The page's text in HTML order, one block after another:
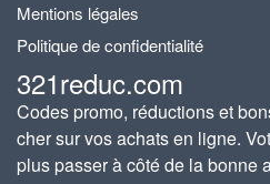
Mentions légales
Politique de confidentialité
321reduc.com
Codes promo, réductions et
cher sur vos achats en ligne.
plus passer à côté de la bonne